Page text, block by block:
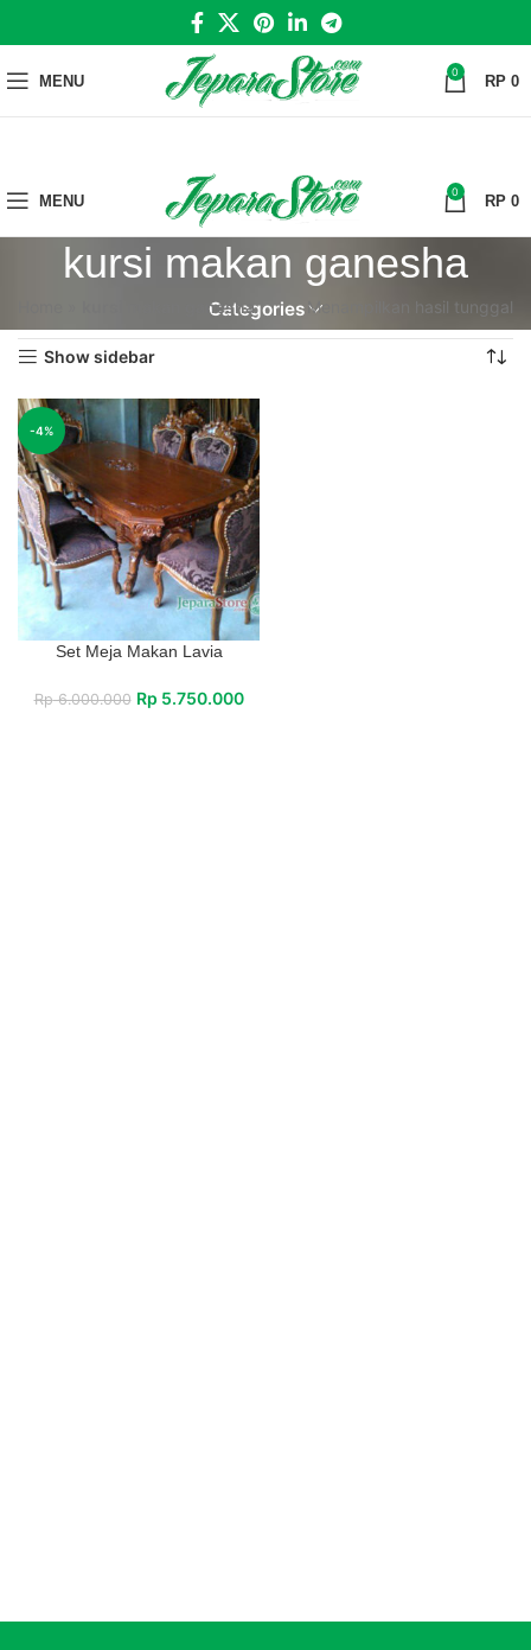
MENU 0 RP 0
MENU 0 RP 0
kursi makan ganesha
Categories
kursi makan ganesha Menampilkan hasil tunggal
Show sidebar
-4%
Set Meja Makan Lavia
Rp6.000.000 Rp 5.750.000